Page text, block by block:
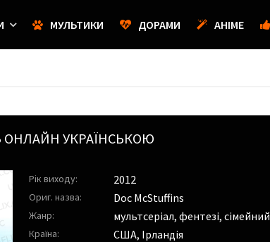
МУЛЬТИКИ ДОРАМИ АНІМЕ
ОНЛАЙН УКРАЇНСЬКОЮ
Рік виходу: 2012
Ориг. назва: Doc McStuffins
Жанр: мультсеріал, фентезі, сімейний
Країна: США, Ірландія